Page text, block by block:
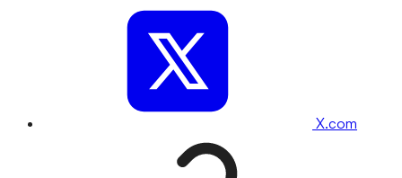
X.com